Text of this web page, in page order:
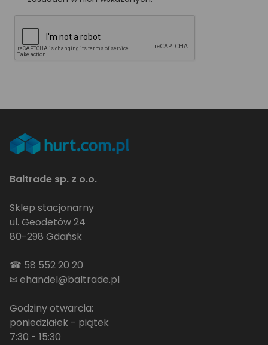
Baltrade sp. z o.o.
Sklep stacjonarny
ul. Geodetów 24
80-298 Gdańsk
☎ 58 552 20 20
✉ehandel@baltrade.pl
Godziny otwarcia:
poniedziałek - piątek
7:30 - 15:30